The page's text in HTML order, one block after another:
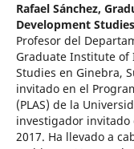
Rafael Sánchez,
Development Studies
Profesor del
Graduate Institute of
Studies en Ginebra,
invitado en el
(PLAS) de la
investigador invitado
2017. Ha llevado a